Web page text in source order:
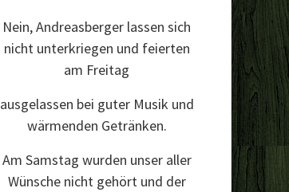
Nein, Andreasberger lassen sich
nicht unterkriegen und feierten
am Freitag
ausgelassen bei guter Musik und
wärmenden Getränken.
Am Samstag wurden unser aller
Wünsche nicht gehört und der